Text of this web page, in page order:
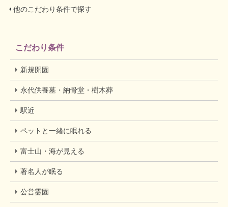
他のこだわり条件で探す
こだわり条件
新規開園
永代供養墓・納骨堂・樹木葬
駅近
ペットと一緒に眠れる
富士山・海が見える
著名人が眠る
公営霊園